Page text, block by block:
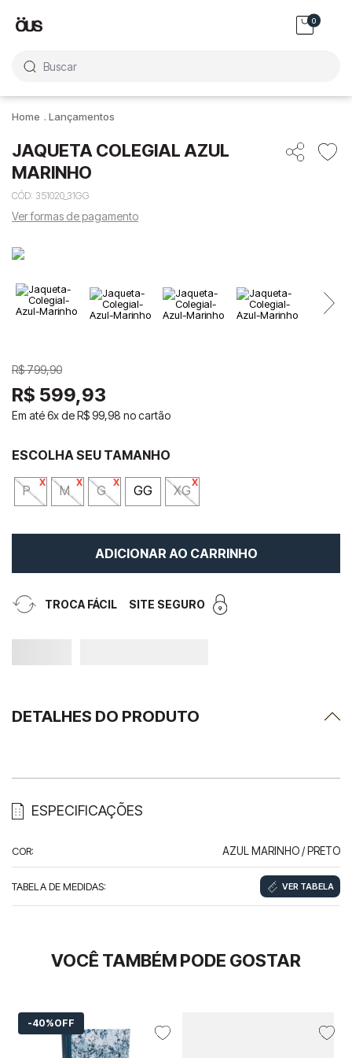
0
Lançamentos
JAQUETA COLEGIAL AZUL
MARINHO
CÓD: 351020_31GG
Ver formas de pagamento
R$799,90
R$ 599,93
Em até6x deR$99,98 no cartão
P M G GG XG
ADICIONAR AO CARRINHO
TROCA FÁCIL SITE SEGURO
DETALHES DO PRODUTO
ESPECIFICAÇÕES
COR: AZUL MARINHO / PRETO
TABELA DE MEDIDAS: VER TABELA
VOCÊ TAMBÉM PODE GOSTAR
40%OFF